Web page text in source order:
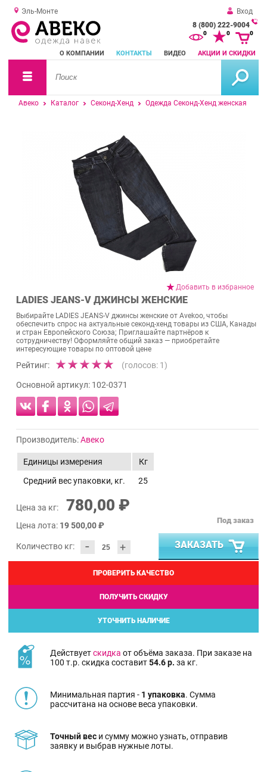
Эль-Монте
Вход
8 (800) 222-9004
О КОМПАНИИ КОНТАКТЫ ВИДЕО АКЦИИ И СКИДКИ
0 0 0
Авеко Каталог Секонд-Хенд Одежда Секонд-Хенд женская
Добавить в избранное
LADIES JEANS-V ДЖИНСЫ ЖЕНСКИЕ
Выбирайте LADIES JEANS-V джинсы женские от Avekoo, чтобы
обеспечить спрос на актуальные секонд-хенд товары из США, Канады
и стран Европейского Союза; Приглашайте партнёров к
сотрудничеству! Оформляйте общий заказ — приобретайте
интересующие товары по оптовой цене
Рейтинг: (голосов: 1)
Основной артикул: 102-0371
Производитель:Авеко
Единицы измерения
Кг
Средний вес упаковки, кг.
25
Цена за кг: 780,00 ₽
Цена лота: 19 500,00 ₽
Количество кг: - +
Под заказ
ЗАКАЗАТЬ
ПРОВЕРИТЬ КАЧЕСТВО
ПОЛУЧИТЬ СКИДКУ
УТОЧНИТЬ НАЛИЧИЕ
Действуетскидка от объёма заказа. При заказе на
100 т.р. скидка составит54.6 р. за кг.
Минимальная партия - 1 упаковка. Сумма
рассчитана на основе веса упаковки.
Точный вес и сумму можно узнать, отправив
заявку и выбрав нужные лоты.